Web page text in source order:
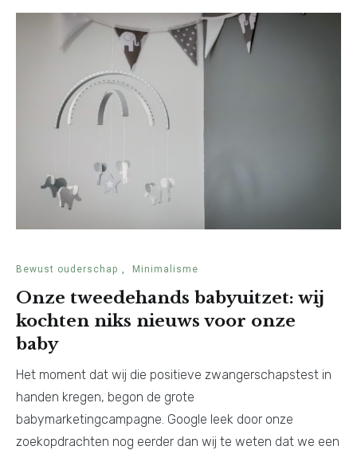
Bewust ouderschap , Minimalisme
Onze tweedehands babyuitzet: wij
kochten niks nieuws voor onze
baby
Het moment dat wij die positieve zwangerschapstest in
handen kregen, begon de grote
babymarketingcampagne. Google leek door onze
zoekopdrachten nog eerder dan wij te weten dat we een